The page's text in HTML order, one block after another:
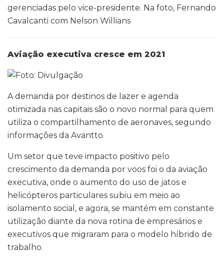
gerenciadas pelo vice-presidente. Na foto, Fernando
Cavalcanti com Nelson Willians
Aviação executiva cresce em 2021
A demanda por destinos de lazer e agenda
otimizada nas capitais são o novo normal para quem
utiliza o compartilhamento de aeronaves, segundo
informações da Avantto.
Um setor que teve impacto positivo pelo
crescimento da demanda por voos foi o da aviação
executiva, onde o aumento do uso de jatos e
helicópteros particulares subiu em meio ao
isolamento social, e agora, se mantém em constante
utilização diante da nova rotina de empresários e
executivos que migraram para o modelo híbrido de
trabalho.